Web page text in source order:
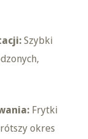
Szybki
Frytki
okres